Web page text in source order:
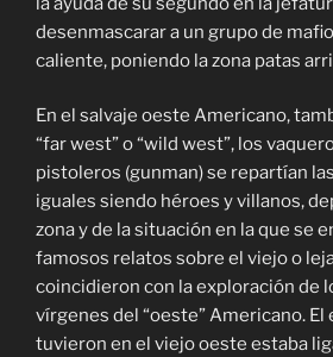
desenmascarar a un grupo de
caliente, poniendo la zona patas
En el salvaje oeste Americano,
“far west” o “wild west”, los
pistoleros (gunman) se repartían
iguales siendo héroes y villanos,
zona y de la situación en la que se
famosos relatos sobre el viejo o
coincidieron con la exploración de
vírgenes del “oeste” Americano. El
tuvieron en el viejo oeste estaba